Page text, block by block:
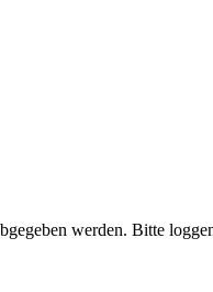
werden. Bitte